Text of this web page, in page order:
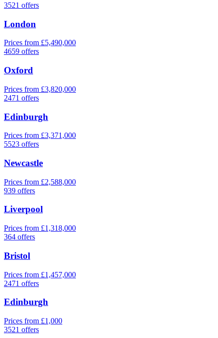
3521 offers
London
Prices from £5,490,000
4659 offers
Oxford
Prices from £3,820,000
2471 offers
Edinburgh
Prices from £3,371,000
5523 offers
Newcastle
Prices from £2,588,000
939 offers
Liverpool
Prices from £1,318,000
364 offers
Bristol
Prices from £1,457,000
2471 offers
Edinburgh
Prices from £1,000
3521 offers